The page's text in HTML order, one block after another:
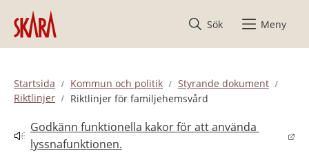
Hoppa till innehåll
Sök
Meny
Startsida Kommun och politik
Styrande dokument
Riktlinjer
Riktlinjer för familjehemsvård
Godkänn funktionella kakor för att använda
lyssnafunktionen.
Länk till annan webbplats.